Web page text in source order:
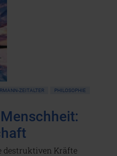
ZEITALTER
PHILOSOPHIE
destruktiven Kräfte